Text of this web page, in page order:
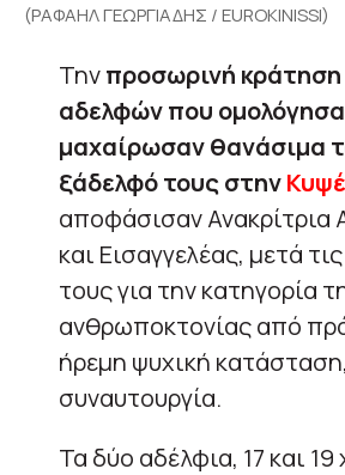
(ΡΑΦΑΗΛ ΓΕΩΡΓΙΑΔΗΣ / EUROKINISSI)
Τηνπροσωρινή
αδελφών που
μαχαίρωσαν θανάσιμα
ξάδελφό τους στην
αποφάσισαν Ανακρίτρια
και Εισαγγελέας, μετά
τους για την κατηγορία
ανθρωποκτονίας από
ήρεμη ψυχική
συναυτουργία.
Τα δύο αδέλφια, 17 και